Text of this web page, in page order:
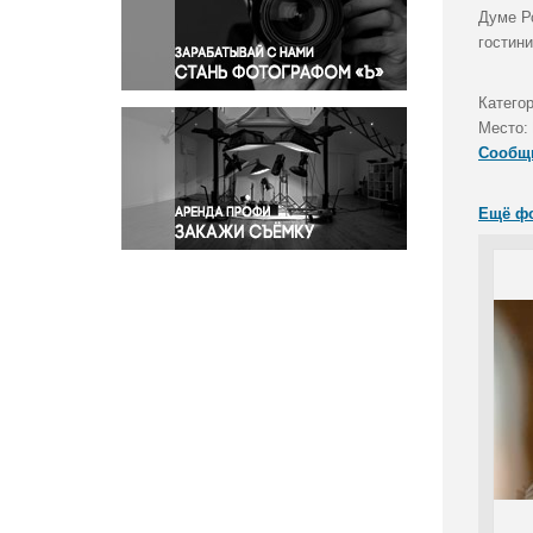
Правосудие
Происшествия и конфликты
Религия
Светская жизнь
Спорт
Экология
Экономика и бизнес
Думе
Место:
Ещё